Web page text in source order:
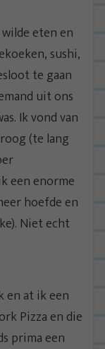
eten en
sushi,
te gaan
uit ons
Ik vond van
(te lang
een enorme
hoefde en
Niet echt
en at ik een
Pizza en die
prima een